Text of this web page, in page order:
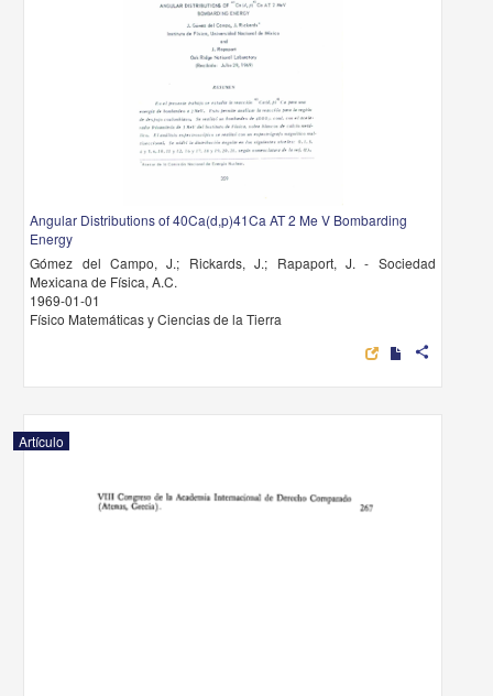
Angular Distributions of 40Ca(d,p)41Ca AT 2 Me V Bombarding
Energy
Gómez del Campo, J.; Rickards, J.; Rapaport, J. - Sociedad
Mexicana de Física, A.C.
1969-01-01
Físico Matemáticas y Ciencias de la Tierra
share
Artículo